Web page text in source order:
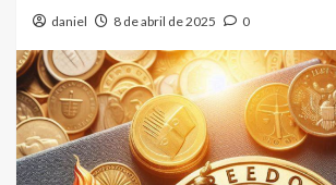
daniel 8 de abril de 2025 0